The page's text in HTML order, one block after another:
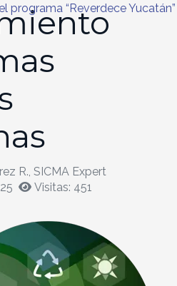
programa “Reverdece Yucatán”
R., SICMA Expert
Visitas: 451